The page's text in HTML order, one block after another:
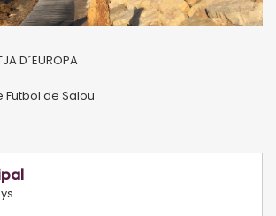
D´EUROPA
Futbol de Salou